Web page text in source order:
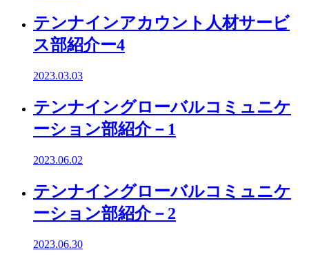
テンナインアカウント人材サービ
ス部紹介ー4
2023.03.03
テンナイングローバルコミュニケ
ーション部紹介－1
2023.06.02
テンナイングローバルコミュニケ
ーション部紹介－2
2023.06.30